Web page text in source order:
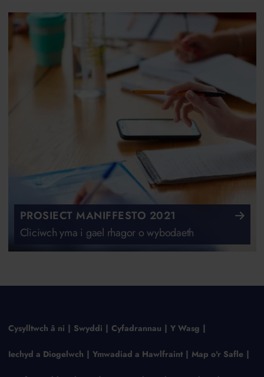
PROSIECT MANIFFESTO 2021
Cliciwch yma i gael rhagor o wybodaeth
Cysylltwch â ni Swyddi Cyfadrannau Y Wasg
Iechyd a Diogelwch Ymwadiad a Hawlfraint Map o'r Safle